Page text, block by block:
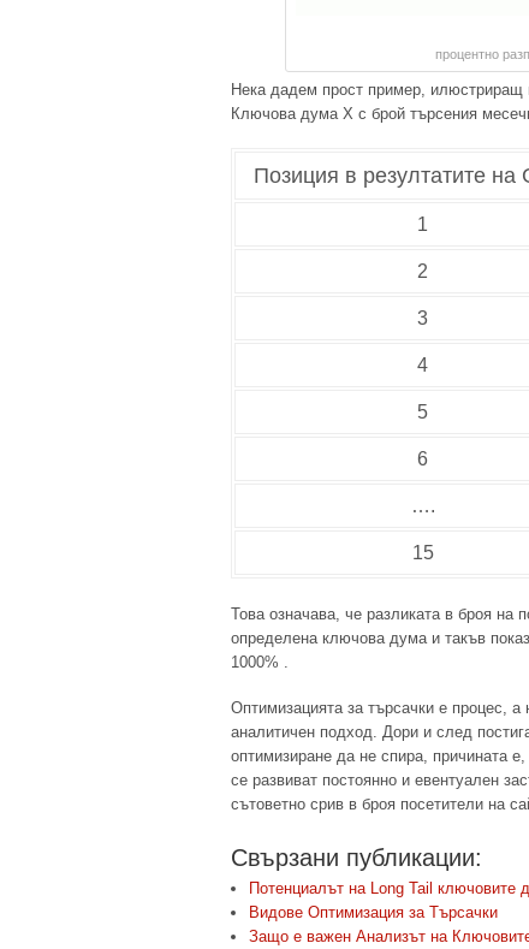
процентно
Нека дадем прост пример, илюстриращ
Ключова дума X с брой търсения
Позиция в резултатите на
1
2
3
4
5
6
….
15
Това означава, че разликата в броя на
определена ключова дума и такъв
1000% .
Оптимизацията за търсачки е процес, а
аналитичен подход. Дори и след
оптимизиране да не спира, причината
се развиват постоянно и евентуален
сътоветно срив в броя посетители на
Свързани публикации:
Потенциалът на Long Tail ключовите
Видове Оптимизация за Търсачки
Защо е важен Анализът на